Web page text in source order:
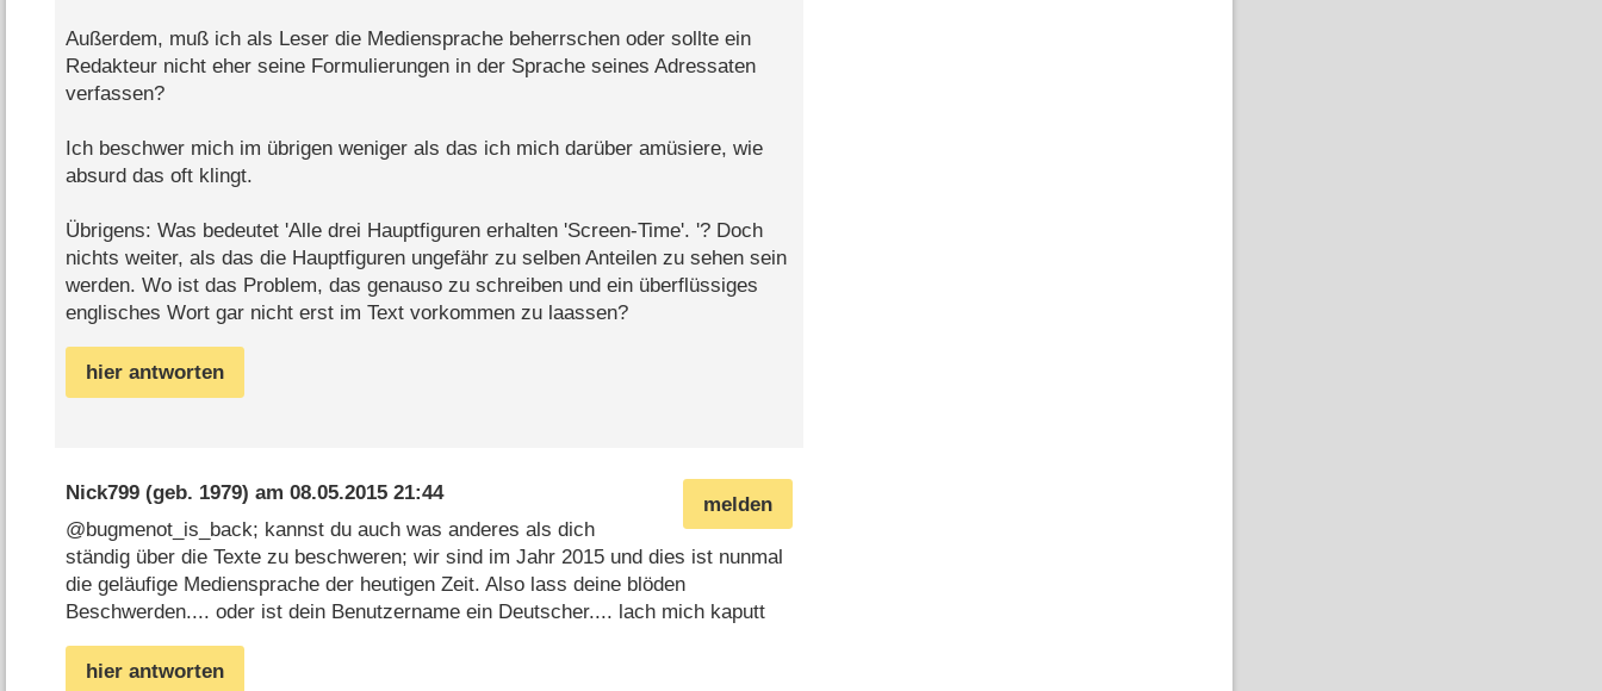
Außerdem, muß ich als Leser die Mediensprache beherrschen oder sollte ein
Redakteur nicht eher seine Formulierungen in der Sprache seines Adressaten
verfassen?
Ich beschwer mich im übrigen weniger als das ich mich darüber amüsiere, wie
absurd das oft klingt.
Übrigens: Was bedeutet 'Alle drei Hauptfiguren erhalten 'Screen-Time'. '? Doch
nichts weiter, als das die Hauptfiguren ungefähr zu selben Anteilen zu sehen sein
werden. Wo ist das Problem, das genauso zu schreiben und ein überflüssiges
englisches Wort gar nicht erst im Text vorkommen zu laassen?
hier antworten
melden
Nick799(geb. 1979) am 08.05.2015 21:44
@bugmenot_is_back; kannst du auch was anderes als dich
ständig über die Texte zu beschweren; wir sind im Jahr 2015 und dies ist nunmal
die geläufige Mediensprache der heutigen Zeit. Also lass deine blöden
Beschwerden.... oder ist dein Benutzername ein Deutscher.... lach mich kaputt
hier antworten